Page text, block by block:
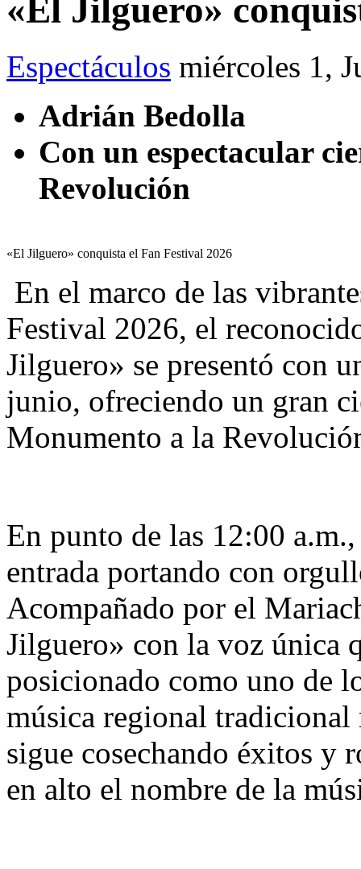
«El Jilguero»
Espectáculos miércoles 1,
Adrián Bedolla
Con un espectacular
Revolución
«El Jilguero» conquista el Fan Festival 2026
En el marco de las
Festival 2026, el
Jilguero» se presentó con
junio, ofreciendo un gran
Monumento a la
​En punto de las 12:00
entrada portando con
Acompañado por el
Jilguero» con la voz única
posicionado como uno de
música regional tradicional
sigue cosechando éxitos y
en alto el nombre de la